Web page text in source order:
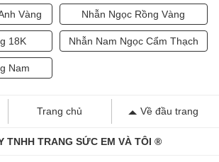
Vàng Nhẫn Ngọc Rồng Vàng
18K Nhẫn Nam Ngọc Cẩm Thạch
Nam
Trang chủ Về đầu trang
TNHH TRANG SỨC EM VÀ TÔI ®